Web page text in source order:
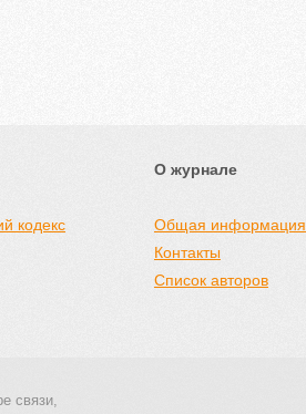
кодекс
О журнале
Общая информация
Контакты
Список авторов
связи,